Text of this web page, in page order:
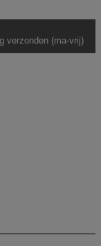
verzonden (ma-vrij)